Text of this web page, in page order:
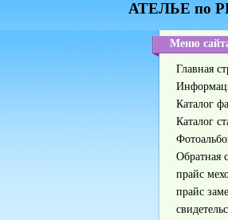
АТЕЛЬЕ по
Меню
Главная
Каталог
Каталог
Обратная
прайс
прайс